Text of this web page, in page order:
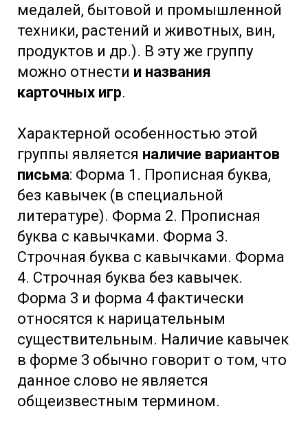
медалей, бытовой и промышленной
техники, растений и животных, вин,
продуктов и др.). В эту же группу
можно отнести и названия
карточных игр.
Характерной особенностью этой
группы является наличие вариантов
письма: Форма 1. Прописная буква,
без кавычек (в специальной
литературе). Форма 2. Прописная
буква с кавычками. Форма 3.
Строчная буква с кавычками. Форма
4. Строчная буква без кавычек.
Форма 3 и форма 4 фактически
относятся к нарицательным
существительным. Наличие кавычек
в форме 3 обычно говорит о том, что
данное слово не является
общеизвестным термином.